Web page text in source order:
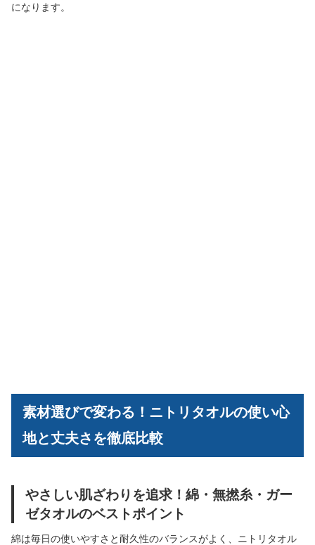
になります。
素材選びで変わる！ニトリタオルの使い心
地と丈夫さを徹底比較
やさしい肌ざわりを追求！綿・無撚糸・ガー
ゼタオルのベストポイント
綿は毎日の使いやすさと耐久性のバランスがよく、ニトリタオル